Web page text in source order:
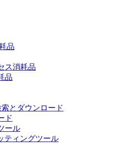
品
ス消耗品
品
とダウンロード
ド
ール
ティングツール